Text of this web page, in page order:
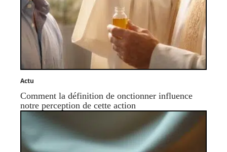
Actu
Comment la définition de onctionner influence
notre perception de cette action